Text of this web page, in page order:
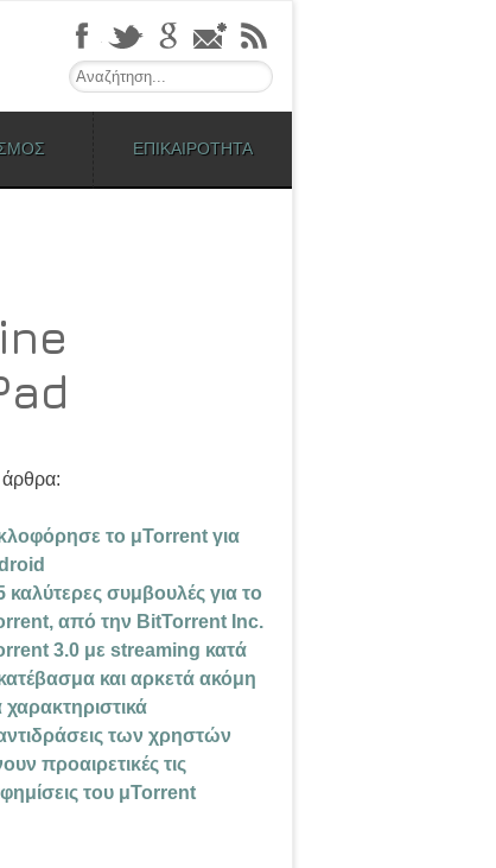
Search
ΕΠΙΚΑΙΡΟΤΗΤΑ
το μTorrent για
καλύτερες συμβουλές για το
από την BitTorrent Inc.
3.0 με streaming κατά
και αρκετά ακόμη
χαρακτηριστικά
των χρηστών
προαιρετικές τις
του μTorrent